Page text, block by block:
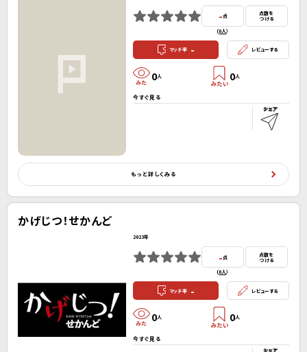
-点
(0人）
点数を
つける
マッチ率 - レビューする
0人 0人
今すぐ見る
もっと詳しくみる
かげじつ！せかんど
2023年
- 点
(0人）
点数を
つける
マッチ率 - レビューする
0人 0人
今すぐ見る